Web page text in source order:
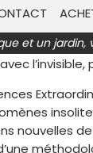
et un
sur
la
nouvelles